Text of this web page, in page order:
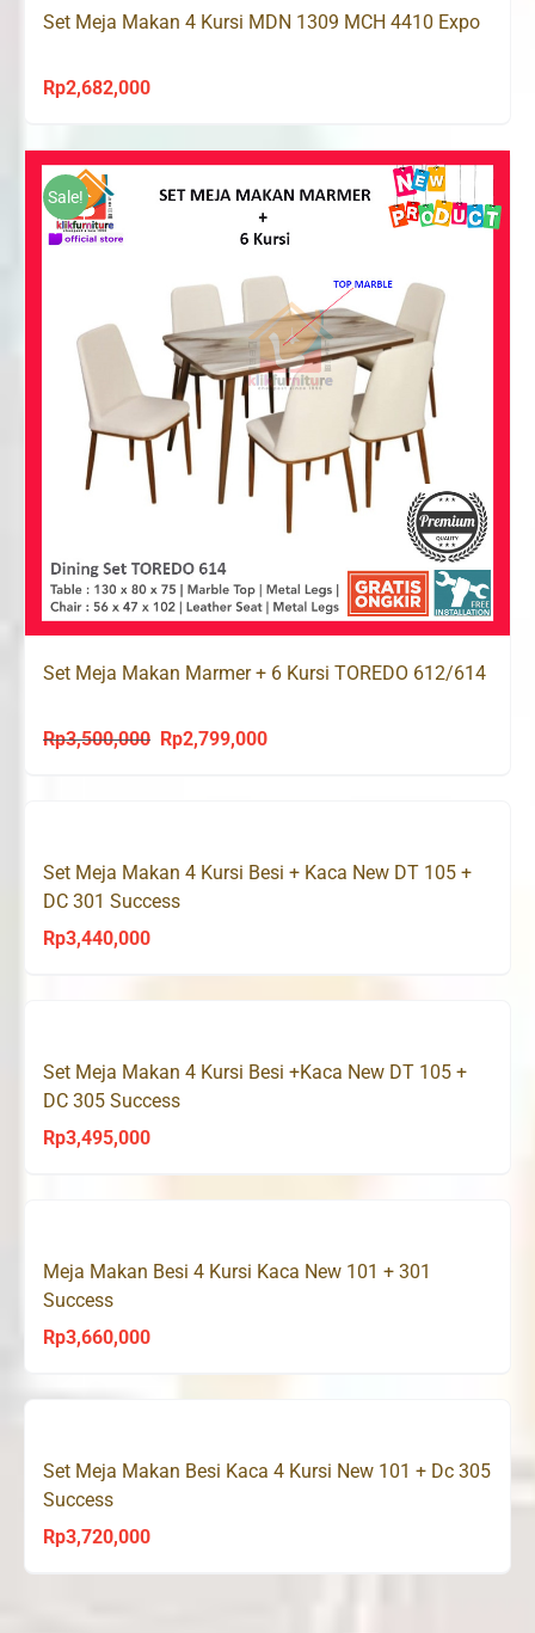
Set Meja Makan 4 Kursi MDN 1309 MCH 4410 Expo
Rp2,682,000
Sale!
Set Meja Makan Marmer + 6 Kursi TOREDO 612/614
Rp3,500,000
Original
Rp2,799,000Current
Set Meja Makan 4 Kursi Besi + Kaca New DT 105 +
DC 301 Success
Rp3,440,000
Set Meja Makan 4 Kursi Besi +Kaca New DT 105 +
DC 305 Success
Rp3,495,000
Meja Makan Besi 4 Kursi Kaca New 101 + 301
Success
Rp3,660,000
Set Meja Makan Besi Kaca 4 Kursi New 101 + Dc 305
Success
Rp3,720,000